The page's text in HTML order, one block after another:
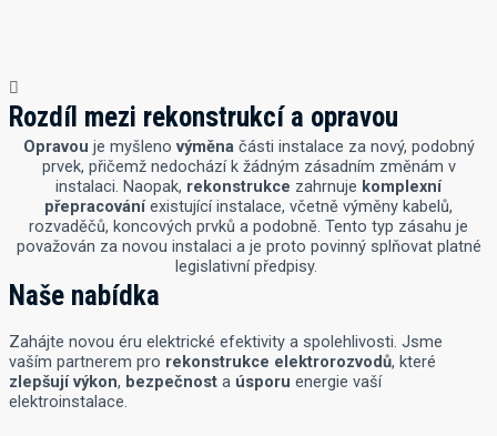
Rozdíl mezi rekonstrukcí a opravou
Opravou je myšleno výměnačásti instalace za nový, podobný
prvek, přičemž nedochází k žádným zásadním změnám v
instalaci. Naopak, rekonstrukce zahrnuje komplexní
přepracováníexistující instalace, včetně výměny kabelů,
rozvaděčů, koncových prvků a podobně. Tento typ zásahu je
považován za novou instalaci a je proto povinný splňovat platné
legislativní předpisy.
Naše nabídka
Zahájte novou éru elektrické efektivity a spolehlivosti. Jsme
vaším partnerem pro rekonstrukce elektrorozvodů, které
zlepšují výkon, bezpečnost a úsporu energie vaší
elektroinstalace.